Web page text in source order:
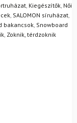
Kiegészítők Női
SALOMON síruházat
bakancsok Snowboard
Zoknik, térdzoknik